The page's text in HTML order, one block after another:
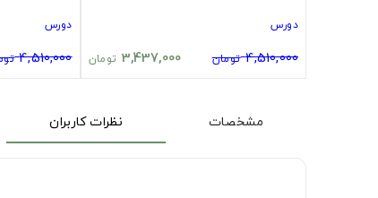
دورس
4,510,000 تومان 3,437,000 تومان
دورس
4,510,000
مشخصات نظرات کاربران